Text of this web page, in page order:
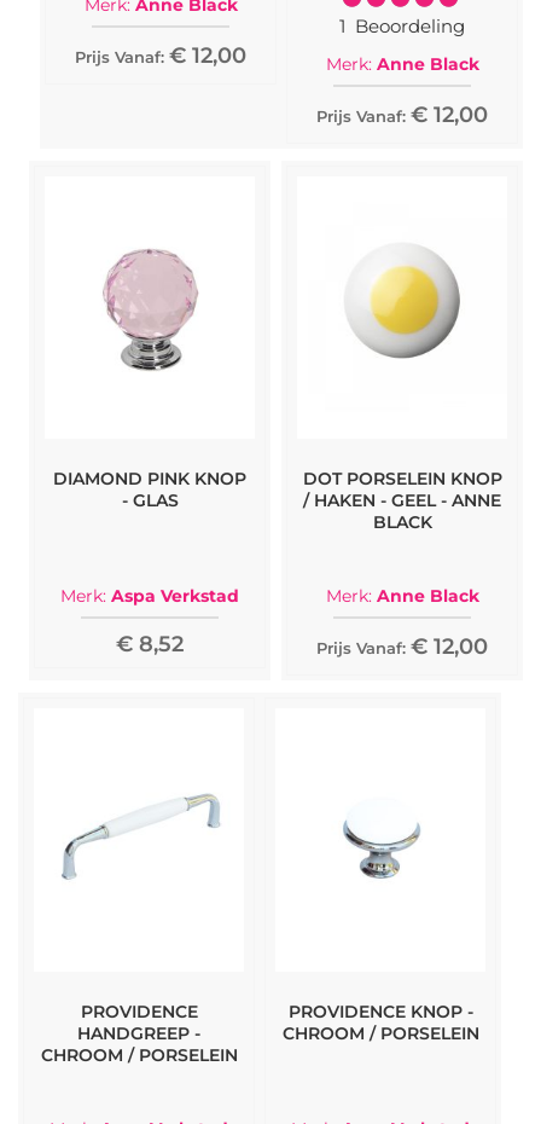
Merk: Anne Black
Prijs Vanaf: € 12,00
100%
1 Beoordeling
Merk: Anne Black
Prijs Vanaf: € 12,00
DIAMOND PINK KNOP
- GLAS
Merk: Aspa Verkstad
€ 8,52
DOT PORSELEIN KNOP
/ HAKEN - GEEL - ANNE
BLACK
Merk: Anne Black
Prijs Vanaf: € 12,00
PROVIDENCE
HANDGREEP -
CHROOM / PORSELEIN
PROVIDENCE KNOP -
CHROOM / PORSELEIN